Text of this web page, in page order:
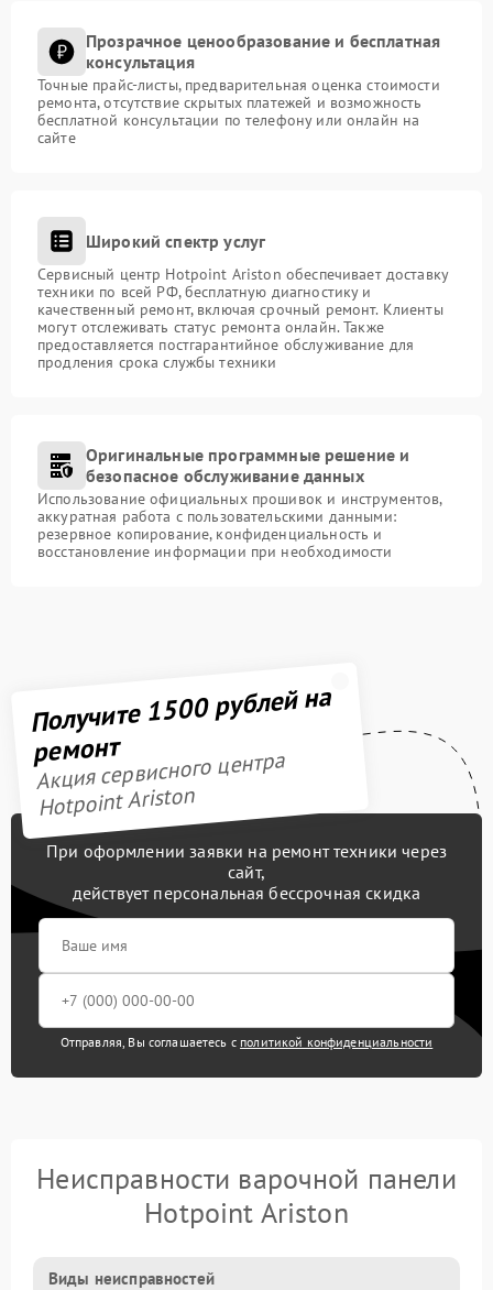
Прозрачное ценообразование и бесплатная
консультация
Точные прайс-листы, предварительная оценка стоимости
ремонта, отсутствие скрытых платежей и возможность
бесплатной консультации по телефону или онлайн на
сайте
Широкий спектр услуг
Сервисный центр Hotpoint Ariston обеспечивает доставку
техники по всей РФ, бесплатную диагностику и
качественный ремонт, включая срочный ремонт. Клиенты
могут отслеживать статус ремонта онлайн. Также
предоставляется постгарантийное обслуживание для
продления срока службы техники
Оригинальные программные решение и
безопасное обслуживание данных
Использование официальных прошивок и инструментов,
аккуратная работа с пользовательскими данными:
резервное копирование, конфиденциальность и
восстановление информации при необходимости
Получите 1500 рублей на
ремонт
Акция сервисного центра
Hotpoint Ariston
При оформлении заявки на ремонт техники через
сайт,
действует персональная бессрочная скидка
Отправляя, Вы соглашаетесь с политикой конфиденциальности
Неисправности варочной панели
Hotpoint Ariston
Виды неисправностей